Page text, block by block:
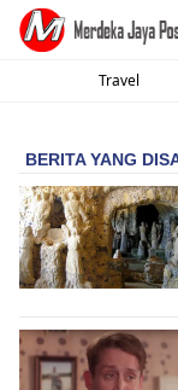
Travel